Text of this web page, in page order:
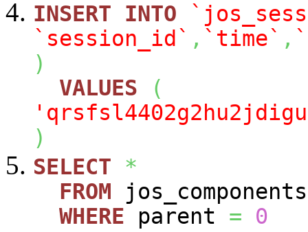
INSERT
INTO
`session_id` , `time` ,
)
VALUES
(
)
SELECT
*
FROM jos_components
WHERE parent =
0